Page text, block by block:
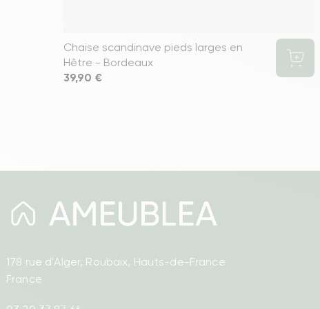
Chaise scandinave pieds larges en
Hêtre - Bordeaux
Prix
39,90 €
178 rue d'Alger, Roubaix, Hauts-de-France
France